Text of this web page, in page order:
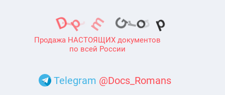
Продажа НАСТОЯЩИХ документов
по всей России
Telegram @Docs_Romans